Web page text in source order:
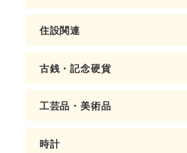
住設関連
古銭・記念硬貨
工芸品・美術品
時計